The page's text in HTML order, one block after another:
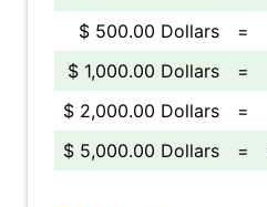
$ 500.00 Dollars
=
$ 1,000.00 Dollars
=
$ 2,000.00 Dollars
=
$ 5,000.00 Dollars
=